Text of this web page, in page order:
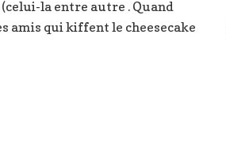
la entre autre . Quand
amis qui kiffent le cheesecake